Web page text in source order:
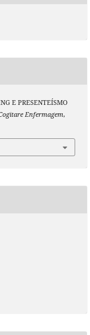
E PRESENTEÍSMO
Enfermagem,